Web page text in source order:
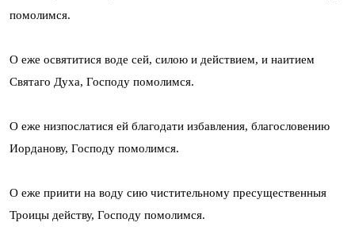
помолимся.
О еже освятитися воде сей, силою и действием, и наитием
Святаго Духа, Господу помолимся.
О еже низпослатися ей благодати избавления, благословению
Иорданову, Господу помолимся.
О еже приити на воду сию чистительному пресущественныя
Троицы действу, Господу помолимся.